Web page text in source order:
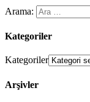
Arama:
Kategoriler
Kategoriler
Arşivler